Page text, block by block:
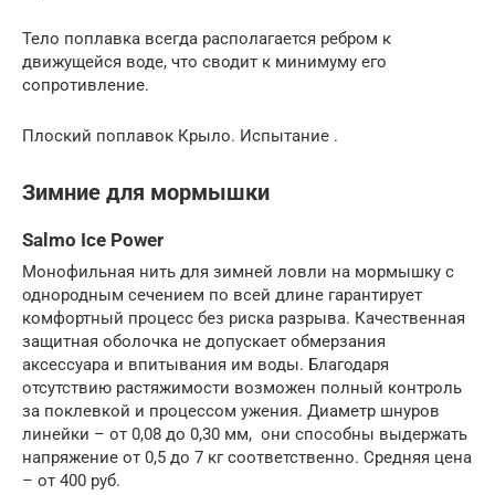
Тело поплавка всегда располагается ребром к
движущейся воде, что сводит к минимуму его
сопротивление.
Плоский поплавок Крыло. Испытание .
Зимние для мормышки
Salmo Ice Power
Монофильная нить для зимней ловли на мормышку с
однородным сечением по всей длине гарантирует
комфортный процесс без риска разрыва. Качественная
защитная оболочка не допускает обмерзания
аксессуара и впитывания им воды. Благодаря
отсутствию растяжимости возможен полный контроль
за поклевкой и процессом ужения. Диаметр шнуров
линейки – от 0,08 до 0,30 мм, они способны выдержать
напряжение от 0,5 до 7 кг соответственно. Средняя цена
– от 400 руб.